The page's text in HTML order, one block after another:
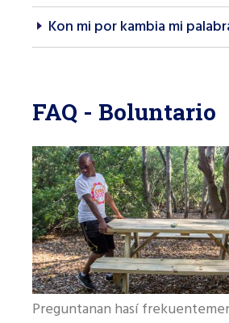
Kon mi por kambia mi
FAQ - Boluntario
Preguntanan hasí